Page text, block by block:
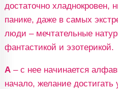
достаточно хладнокровен,
панике, даже в самых
люди – мечтательные
фантастикой и эзотерикой.
А– с нее начинается
начало, желание